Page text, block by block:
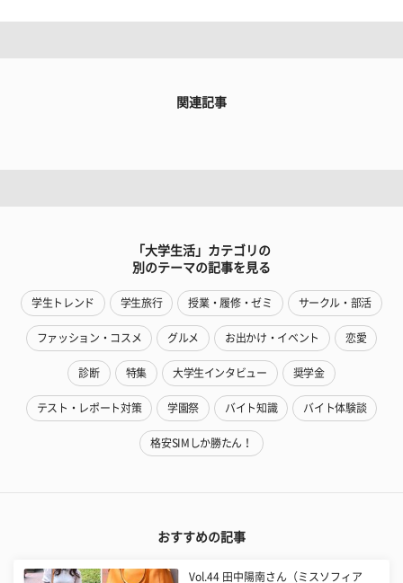
関連記事
「大学生活」カテゴリの
別のテーマの記事を見る
学生トレンド 学生旅行 授業・履修・ゼミ サークル・部活
ファッション・コスメ グルメ お出かけ・イベント 恋愛
診断 特集 大学生インタビュー 奨学金
テスト・レポート対策 学園祭 バイト知識 バイト体験談
格安SIMしか勝たん！
おすすめの記事
Vol.44 田中陽南さん（ミスソフィア